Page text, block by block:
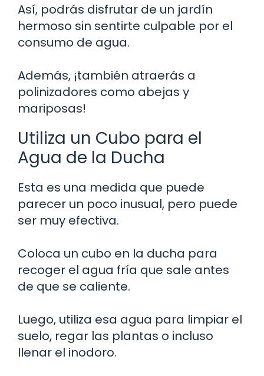
Así, podrás disfrutar de un jardín
hermoso sin sentirte culpable por el
consumo de agua.
Además, ¡también atraerás a
polinizadores como abejas y
mariposas!
Utiliza un Cubo para el
Agua de la Ducha
Esta es una medida que puede
parecer un poco inusual, pero puede
ser muy efectiva.
Coloca un cubo en la ducha para
recoger el agua fría que sale antes
de que se caliente.
Luego, utiliza esa agua para limpiar el
suelo, regar las plantas o incluso
llenar el inodoro.